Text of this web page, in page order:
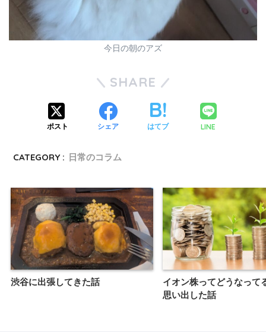
今日の朝のアズ
SHARE
ポスト シェア はてブ LINE
CATEGORY : 日常のコラム
渋谷に出張してきた話
イオン株ってどうなって
思い出した話